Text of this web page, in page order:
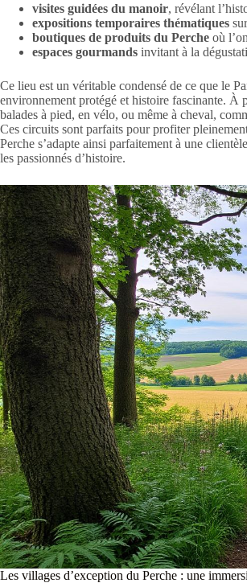
visites guidées du manoir, révélant
expositions temporaires thématiques
boutiques de produits du Perche où
espaces gourmands invitant à la
Ce lieu est un véritable condensé de ce que le
environnement protégé et histoire fascinante. À
balades à pied, en vélo, ou même à cheval,
Ces circuits sont parfaits pour profiter
Perche s’adapte ainsi parfaitement à une
les passionnés d’histoire.
Les villages d’exception du Perche : une